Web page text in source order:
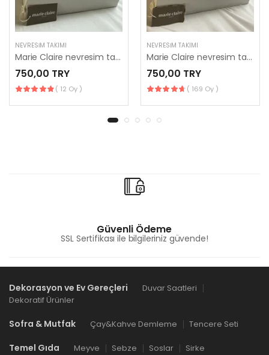
NEVRESIM TAKIMI
Marie Claire nevresim takımı
750,00 TRY
( 12 Oy )
NEVRESIM TAKIMI
Marie Claire nevresim takımı
750,00 TRY
( 169 Oy )
Güvenli Ödeme
SSL Sertifikası ile bilgileriniz güvende!
Dekorasyon ve Ev Gereçleri
Duvar Saatleri
Dekoratif Ürünler
Sofra & Mutfak Çay&Kahve Demleme Tencere Seti
Temel Gıda Meyve Sebze Soslar Sirke